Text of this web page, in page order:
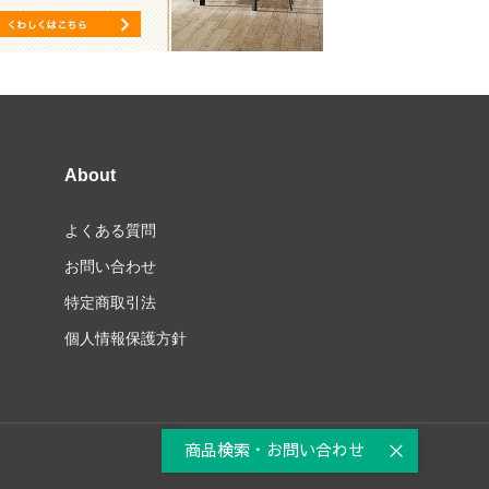
About
よくある質問
お問い合わせ
特定商取引法
個人情報保護方針
商品検索・お問い合わせ